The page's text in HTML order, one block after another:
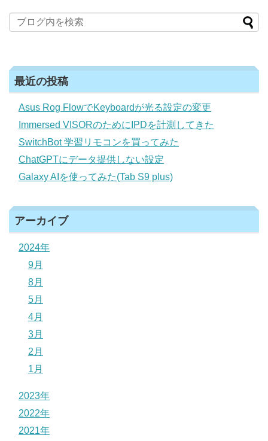
最近の投稿
Asus Rog FlowでKeyboardが光る設定の変更
Immersed VISORのためにIPDを計測してきた
SwitchBot 学習リモコンを買ってみた
ChatGPTにデータ提供しない設定
Galaxy AIを使ってみた(Tab S9 plus)
アーカイブ
2024年
9月
8月
5月
4月
3月
2月
1月
2023年
2022年
2021年